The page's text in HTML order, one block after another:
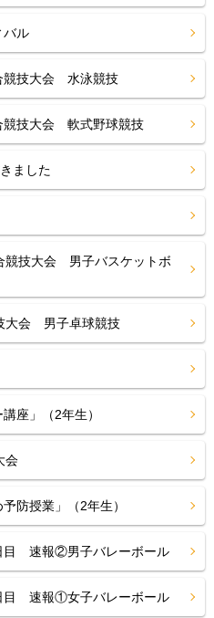
バル
競技大会 水泳競技
競技大会 軟式野球競技
ました
技大会 男子バスケットボ
大会 男子卓球競技
座」（2年生）
会
防授業」（2年生）
目 速報②男子バレーボール
目 速報①女子バレーボール